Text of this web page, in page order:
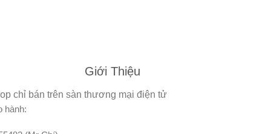
Giới Thiệu
chỉ bán trên sàn thương mại điện tử
hành: